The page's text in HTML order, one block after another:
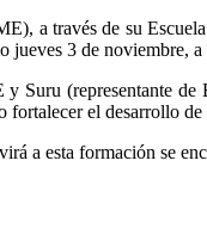
a través de su
jueves 3 de noviembre, a
(representante
fortalecer el desarrollo de
a esta formación se